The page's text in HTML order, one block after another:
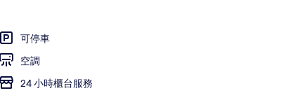
可停車
空調
24 小時櫃台服務